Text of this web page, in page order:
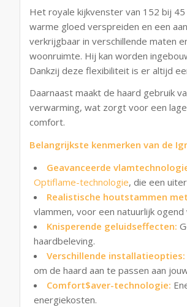
Het royale kijkvenster van 152 bij
warme gloed verspreiden en een
verkrijgbaar in verschillende maten
woonruimte. Hij kan worden
Dankzij deze flexibiliteit is er altijd
Daarnaast maakt de haard gebruik
verwarming, wat zorgt voor een
comfort.
Belangrijkste kenmerken van de
Geavanceerde
Optiflame-technologie, die een
Realistische houtstammen
vlammen, voor een natuurlijk
Knisperende geluidseffecten:
haardbeleving.
Verschillende installatieopties:
om de haard aan te passen aan
Comfort$aver-technologie:
energiekosten.